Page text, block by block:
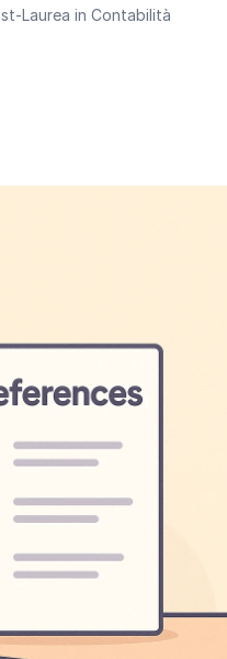
Laurea in Contabilità